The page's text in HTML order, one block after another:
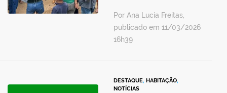
Por Ana Lucia Freitas,
publicado em 11/03/2026
16h39
DESTAQUE, HABITAÇÃO,
NOTÍCIAS